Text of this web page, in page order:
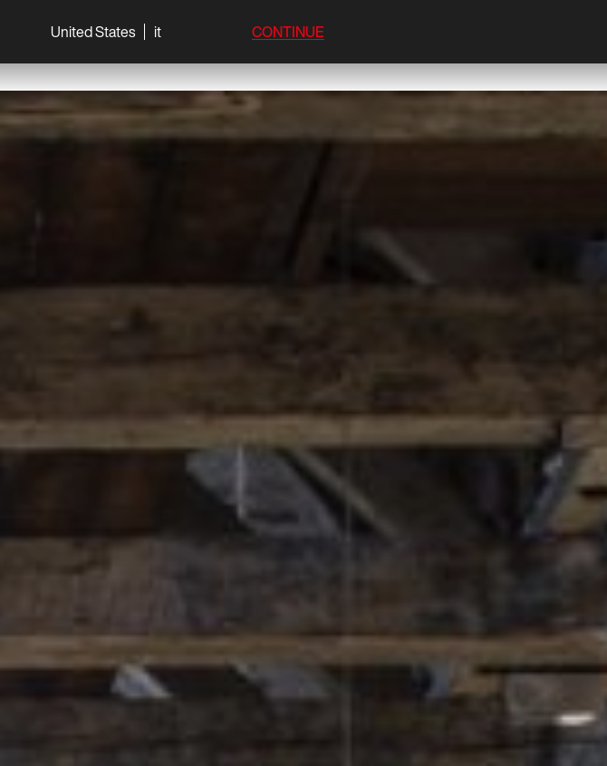
United States it CONTINUE